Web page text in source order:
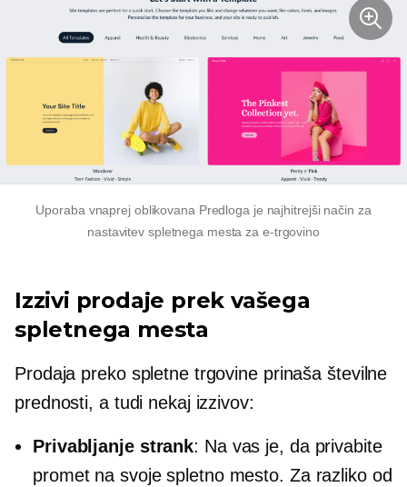
Uporaba vnaprej oblikovanaPredloga je najhitrejši način za
nastavitev spletnega mesta za e-trgovino
Izzivi prodaje prek vašega
spletnega mesta
Prodaja preko spletne trgovine prinaša številne
prednosti, a tudi nekaj izzivov:
Privabljanje strank: Na vas je, da privabite
promet na svoje spletno mesto. Za razliko od